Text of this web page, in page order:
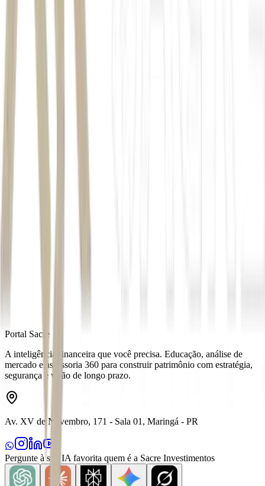
Portal Sacre
A inteligência financeira que você precisa. Educação, análise de
mercado e assessoria 360 para construir patrimônio com estratégia,
segurança e visão de longo prazo.
Av. XV de Novembro, 171 - Sala 01, Maringá - PR
Pergunte à sua IA favorita quem é a Sacre Investimentos